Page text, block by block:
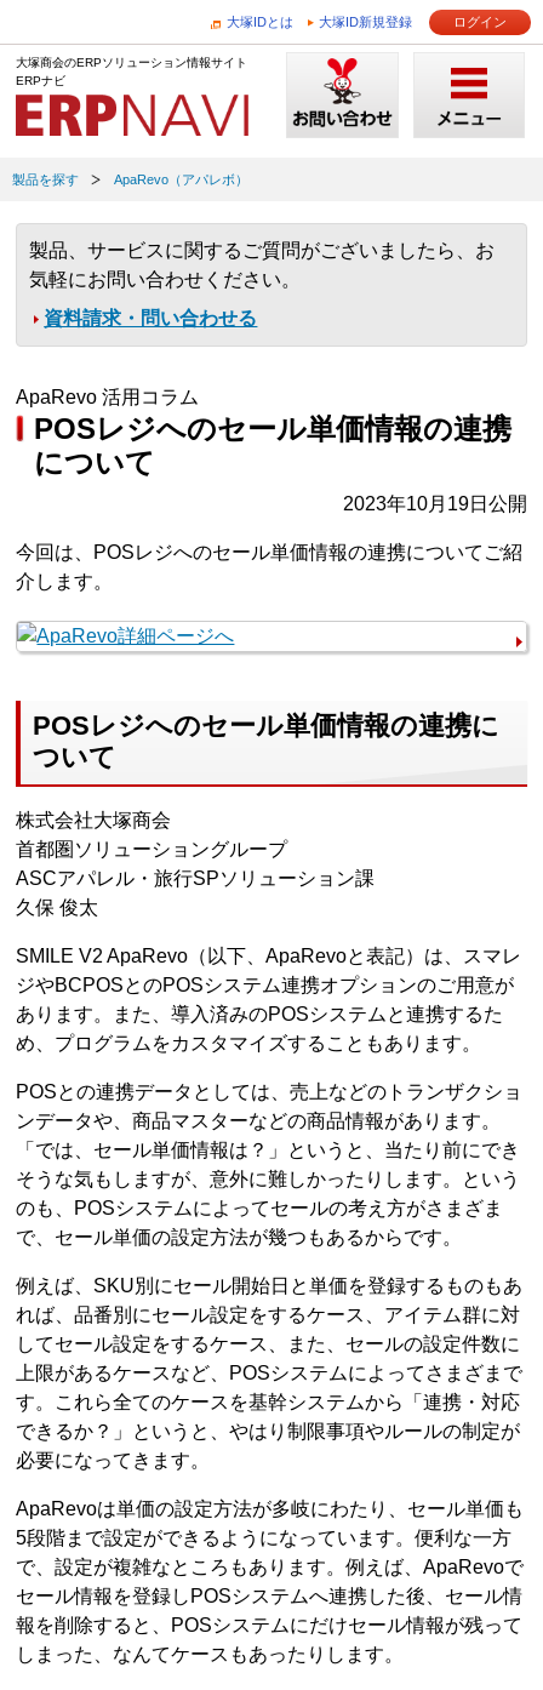
大塚IDとは 大塚ID新規登録 ログイン
大塚商会のERPソリューション情報サイト
ERPナビ
製品を探す ApaRevo（アパレボ）
製品、サービスに関するご質問がございましたら、お
気軽にお問い合わせください。
資料請求・問い合わせる
ApaRevo 活用コラム
POSレジへのセール単価情報の連携
について
2023年10月19日公開
今回は、POSレジへのセール単価情報の連携についてご紹
介します。
POSレジへのセール単価情報の連携に
ついて
株式会社大塚商会
首都圏ソリューショングループ
ASCアパレル・旅行SPソリューション課
久保 俊太
SMILE V2 ApaRevo（以下、ApaRevoと表記）は、スマレ
ジやBCPOSとのPOSシステム連携オプションのご用意が
あります。また、導入済みのPOSシステムと連携するた
め、プログラムをカスタマイズすることもあります。
POSとの連携データとしては、売上などのトランザクショ
ンデータや、商品マスターなどの商品情報があります。
「では、セール単価情報は？」というと、当たり前にでき
そうな気もしますが、意外に難しかったりします。という
のも、POSシステムによってセールの考え方がさまざま
で、セール単価の設定方法が幾つもあるからです。
例えば、SKU別にセール開始日と単価を登録するものもあ
れば、品番別にセール設定をするケース、アイテム群に対
してセール設定をするケース、また、セールの設定件数に
上限があるケースなど、POSシステムによってさまざまで
す。これら全てのケースを基幹システムから「連携・対応
できるか？」というと、やはり制限事項やルールの制定が
必要になってきます。
ApaRevoは単価の設定方法が多岐にわたり、セール単価も
5段階まで設定ができるようになっています。便利な一方
で、設定が複雑なところもあります。例えば、ApaRevoで
セール情報を登録しPOSシステムへ連携した後、セール情
報を削除すると、POSシステムにだけセール情報が残って
しまった、なんてケースもあったりします。